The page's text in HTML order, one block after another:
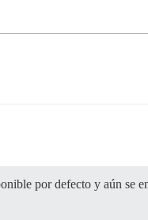
por defecto y aún se